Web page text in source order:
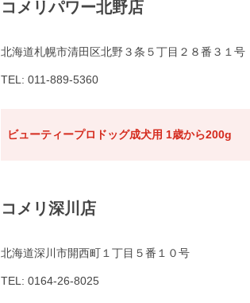
コメリパワー北野店
北海道札幌市清田区北野３条５丁目２８番３１号
TEL: 011-889-5360
ビューティープロドッグ成犬用 1歳から200g
コメリ深川店
北海道深川市開西町１丁目５番１０号
TEL: 0164-26-8025